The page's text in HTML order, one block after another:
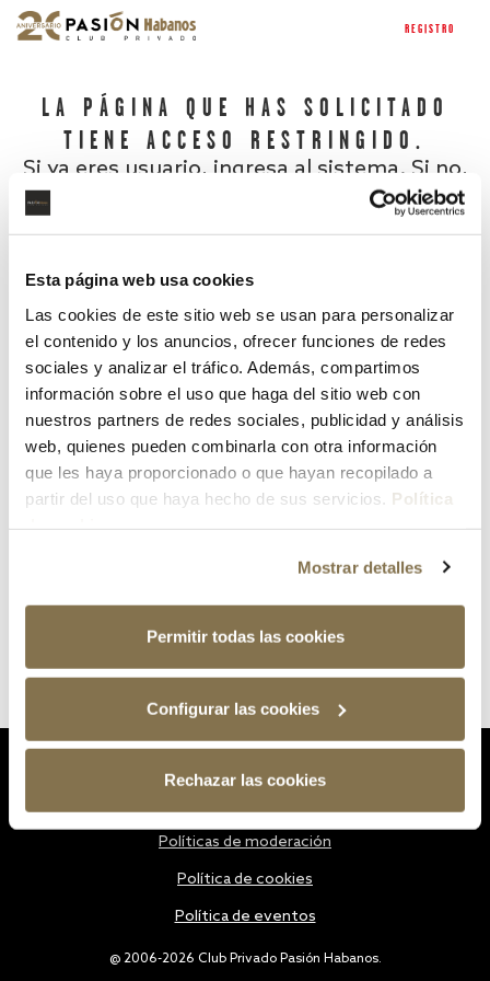
Esta página web usa cookies
Las cookies de este sitio web se usan para personalizar
el contenido y los anuncios, ofrecer funciones de redes
sociales y analizar el tráfico. Además, compartimos
información sobre el uso que haga del sitio web con
nuestros partners de redes sociales, publicidad y análisis
web, quienes pueden combinarla con otra información
que les haya proporcionado o que hayan recopilado a
partir del uso que haya hecho de sus servicios. Política
Mostrar detalles
Permitir todas las cookies
Configurar las cookies
Rechazar las cookies
REGISTRO
LA PÁGINA QUE HAS SOLICITADO
TIENE ACCESO RESTRINGIDO.
Si ya eres usuario, ingresa al sistema. Si no,
¿Has olvidado tu contraseña?
@ 2006-2026 Club Privado Pasión Habanos.
Políticas de moderación
Política de cookies
Política de eventos